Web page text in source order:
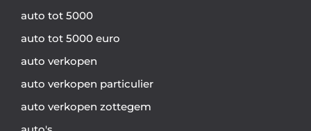
auto tot 5000
auto tot 5000 euro
auto verkopen
auto verkopen particulier
auto verkopen zottegem